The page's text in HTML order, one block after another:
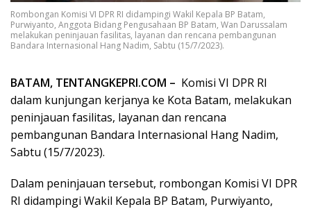
Rombongan Komisi VI DPR RI didampingi Wakil Kepala BP Batam,
Purwiyanto, Anggota Bidang Pengusahaan BP Batam, Wan Darussalam
melakukan peninjauan fasilitas, layanan dan rencana pembangunan
Bandara Internasional Hang Nadim, Sabtu (15/7/2023).
BATAM, TENTANGKEPRI.COM – Komisi VI DPR RI
dalam kunjungan kerjanya ke Kota Batam, melakukan
peninjauan fasilitas, layanan dan rencana
pembangunan Bandara Internasional Hang Nadim,
Sabtu (15/7/2023).
Dalam peninjauan tersebut, rombongan Komisi VI DPR
RI didampingi Wakil Kepala BP Batam, Purwiyanto,